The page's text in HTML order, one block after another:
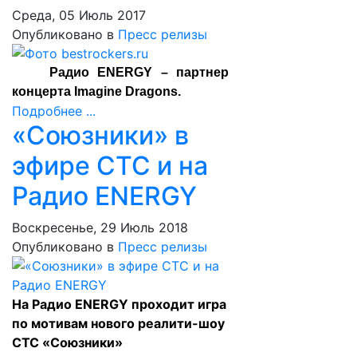
Среда, 05 Июль 2017
Опубликовано в Пресс релизы
Радио ENERGY – партнер
концерта Imagine Dragons.
Подробнее ...
«Союзники» в
эфире СТС и на
Радио ENERGY
Воскресенье, 29 Июль 2018
Опубликовано в Пресс релизы
На Радио ENERGY проходит игра
по мотивам нового реалити-шоу
СТС «Союзники»